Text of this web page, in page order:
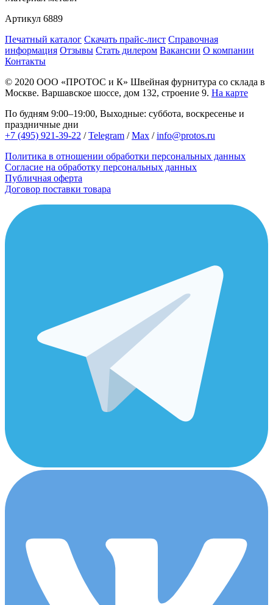
Артикул 6889
Печатный каталог Скачать прайс-лист Справочная
информация Отзывы Стать дилером Вакансии О компании
Контакты
© 2020 ООО «ПРОТОС и К» Швейная фурнитура со склада в
Москве. Варшавское шоссе, дом 132, строение 9. На карте
По будням 9:00–19:00, Выходные: суббота, воскресенье и
праздничные дни
+7 (495) 921-39-22 /Telegram /Max /info@protos.ru
Политика в отношении обработки персональных данных
Согласие на обработку персональных данных
Публичная оферта
Договор поставки товара